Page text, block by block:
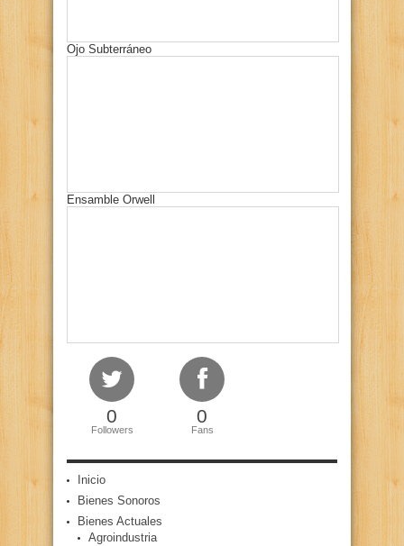
Ojo Subterráneo
Ensamble Orwell
0
Followers
0
Fans
Inicio
Bienes Sonoros
Bienes Actuales
Agroindustria